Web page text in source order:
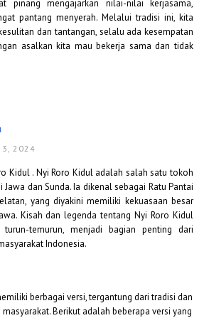
pinang mengajarkan nilai-nilai kerjasama,
pantang menyerah. Melalui tradisi ini, kita
dan tantangan, selalu ada kesempatan
asalkan kita mau bekerja sama dan tidak
3, 2024
Kidul . Nyi Roro Kidul adalah salah satu tokoh
dan Sunda. Ia dikenal sebagai Ratu Pantai
yang diyakini memiliki kekuasaan besar
Kisah dan legenda tentang Nyi Roro Kidul
temurun, menjadi bagian penting dari
Indonesia.
berbagai versi, tergantung dari tradisi dan
Berikut adalah beberapa versi yang